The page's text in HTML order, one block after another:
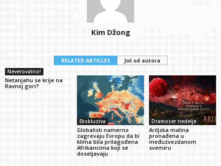
Kim Džong
RELATED ARTICLES
Još od autora
Neverovatno!
Netanjahu se krije na
Ravnoj gori?
Ekskluziva
Globalisti namerno
zagrevaju Evropu da bi
klima bila prilagođena
Afrikancima koji se
doseljavaju
Dramoser nedelje
Ariljska malina
pronađena u
međuzvezdanom
svemiru